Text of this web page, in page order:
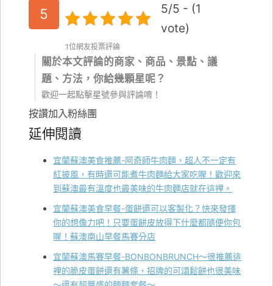
5
5/5 - (1
vote)
1位網友投票評論
關於本文評論的商家、商品、景點、議
題、方法，你給幾顆星呢？
歡迎一起點擊星號參與評論唷！
按讚加入粉絲團
延伸閱讀
宜蘭蘇澳美食推薦-阿奇師牛肉麵，超人不一定有
紅披風，有時還可能煮牛肉麵給大家吃喔！歡迎來
到蘇澳最有溫度也最美味的牛肉麵店就在這裡。
宜蘭蘇澳美食早餐-蛋餅還可以客製化？快來發揮
你的想像力吧！只要蛋餅皮放得下什麼都隨便你包
喔！蘇澳南山早餐馬賽分店
宜蘭蘇澳馬賽早餐-BONBONBRUNCH～很推薦這
裡的脆皮蛋餅還有薯條，招牌的可頌鬆餅也很美味